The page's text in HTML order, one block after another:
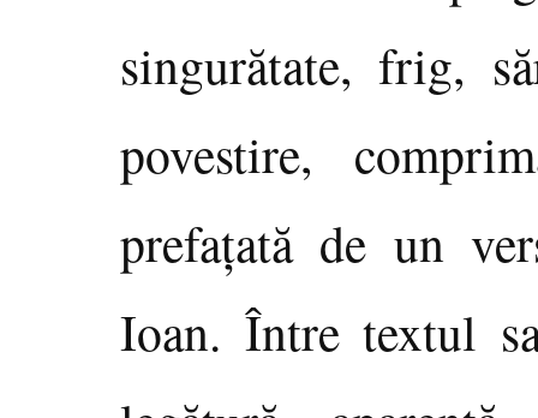
singurătate, frig,
povestire,
prefaţată de un
Ioan. Între textul